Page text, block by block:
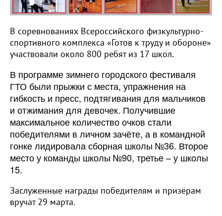
В соревнованиях Всероссийского физкультурно-
спортивного комплекса «Готов к труду и обороне»
участвовали около 800 ребят из 17 школ.
В программе зимнего городского фестиваля
ГТО были прыжки с места, упражнения на
гибкость и пресс, подтягивания для мальчиков
и отжимания для девочек. Получившие
максимальное количество очков стали
победителями в личном зачёте, а в командной
гонке лидировала сборная школы №36. Второе
место у команды школы №90, третье – у школы
15.
Заслуженные награды победителям и призёрам
вручат 29 марта.